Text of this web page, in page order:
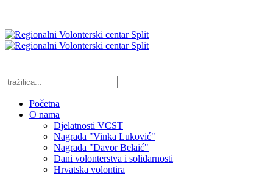
Početna
O nama
Djelatnosti VCST
Nagrada "Vinka Luković"
Nagrada "Davor Belaić"
Dani volonterstva i solidarnosti
Hrvatska volontira